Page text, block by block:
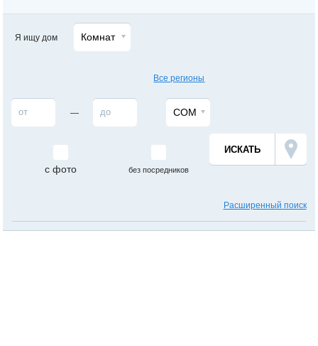
Я ищу дом Комнат
Все регионы
— СОМ
с фото без посредников
Расширенный поиск